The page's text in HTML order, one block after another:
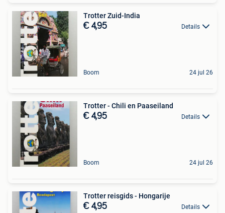
Trotter Zuid-India
€ 4,95 Details
Boom 24 jul 26
Trotter - Chili en Paaseiland
€ 4,95 Details
Boom 24 jul 26
Trotter reisgids - Hongarije
€ 4,95 Details